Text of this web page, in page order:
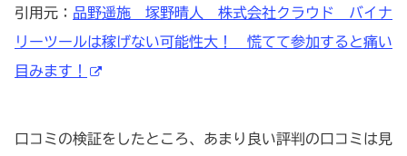
引用元： 品野遥施 塚野晴人 株式会社クラウド バイナ
リーツールは稼げない可能性大！ 慌てて参加すると痛い
目みます！
口コミの検証をしたところ、あまり良い評判の口コミは見